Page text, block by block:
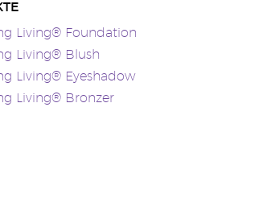
Living® Foundation
Living® Blush
Living® Eyeshadow
Living® Bronzer